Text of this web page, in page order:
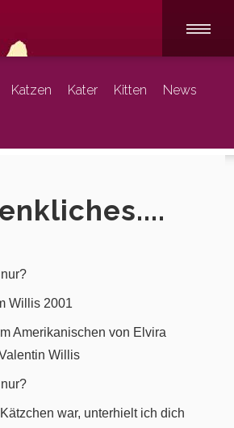
Katzen Kater Kitten News
Willis 2001
Amerikanischen von Elvira
Willis
war, unterhielt ich dich